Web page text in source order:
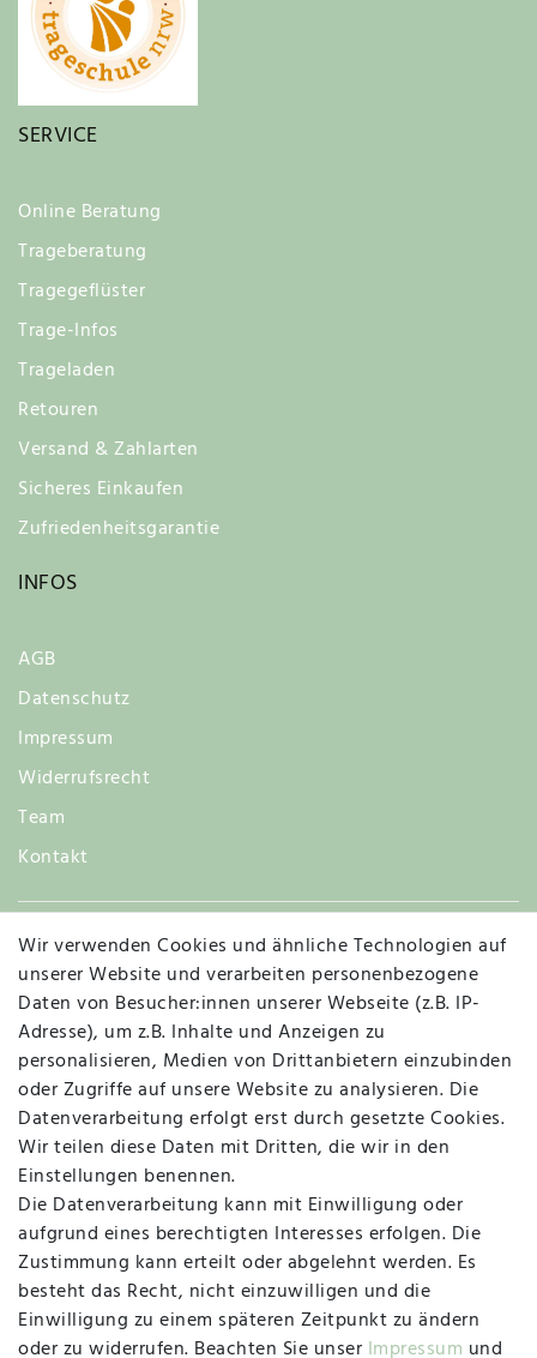
SERVICE
Online Beratung
Trageberatung
Tragegeflüster
Trage-Infos
Trageladen
Retouren
Versand & Zahlarten
Sicheres Einkaufen
Zufriedenheitsgarantie
INFOS
AGB
Datenschutz
Impressum
Widerrufsrecht
Team
Kontakt
Widerruf
Vertrag widerrufen Kontakt
MAPALI VOR ORT
Herzogstraße 10
47533 Kleve
Montag, Dienstag, Donnerstag, Freitag
09:00 Uhr bis 13:00 Uhr
Wir verwenden Cookies und ähnliche Technologien auf
unserer Website und verarbeiten personenbezogene
Daten von Besucher:innen unserer Webseite (z.B. IP-
Adresse), um z.B. Inhalte und Anzeigen zu
personalisieren, Medien von Drittanbietern einzubinden
oder Zugriffe auf unsere Website zu analysieren. Die
Datenverarbeitung erfolgt erst durch gesetzte Cookies.
Wir teilen diese Daten mit Dritten, die wir in den
Einstellungen benennen.
Die Datenverarbeitung kann mit Einwilligung oder
aufgrund eines berechtigten Interesses erfolgen. Die
Zustimmung kann erteilt oder abgelehnt werden. Es
besteht das Recht, nicht einzuwilligen und die
Einwilligung zu einem späteren Zeitpunkt zu ändern
oder zu widerrufen. Beachten Sie unser Impressum und